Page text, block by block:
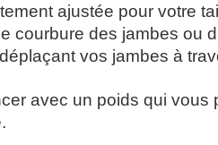
ajustée pour votre
courbure des jambes ou
vos jambes à
avec un poids qui vous